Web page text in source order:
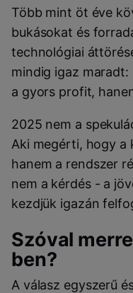
Több mint öt éve
bukásokat és
technológiai
mindig igaz
a gyors profit,
2025 nem a
Aki megérti, hogy a
hanem a rendszer
nem a kérdés - a
kezdjük igazán
Szóval
ben?
A válasz egyszerű